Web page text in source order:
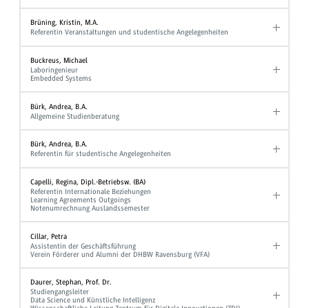
Brüning, Kristin, M.A.
Referentin Veranstaltungen und studentische Angelegenheiten
Buckreus, Michael
Laboringenieur
Embedded Systems
Bürk, Andrea, B.A.
Allgemeine Studienberatung
Bürk, Andrea, B.A.
Referentin für studentische Angelegenheiten
Capelli, Regina, Dipl.-Betriebsw. (BA)
Referentin Internationale Beziehungen
Learning Agreements Outgoings
Notenumrechnung Auslandssemester
Cillar, Petra
Assistentin der Geschäftsführung
Verein Förderer und Alumni der DHBW Ravensburg (VFA)
Daurer, Stephan, Prof. Dr.
Studiengangsleiter
Data Science und Künstliche Intelligenz